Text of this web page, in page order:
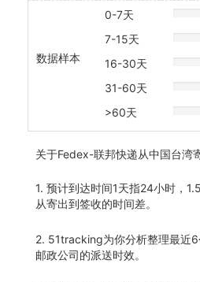
数据样本
0-7天 20%
7-15天
20%
16-30天
20%
31-60天
20%
>60天
20%
关于Fedex-联邦快递从中国台湾
1. 预计到达时间1天指24小时，
从寄出到签收的时间差。
2. 51tracking为你分析整理最近
邮政公司的派送时效。